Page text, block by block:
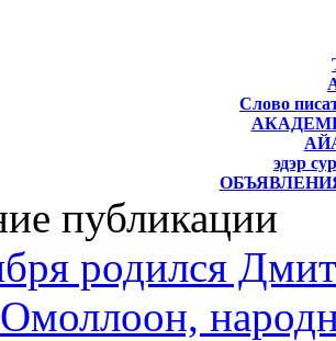
Слово
эдэр
публикации
родился